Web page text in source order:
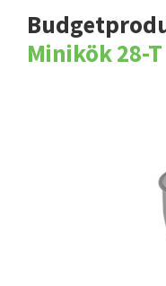
Minikök 28-T